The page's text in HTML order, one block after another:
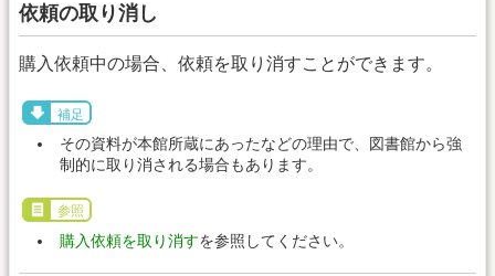
依頼の取り消し
購入依頼中の場合、依頼を取り消すことができます。
補足
その資料が本館所蔵にあったなどの理由で、図書館から強
制的に取り消される場合もあります。
参照
購入依頼を取り消すを参照してください。